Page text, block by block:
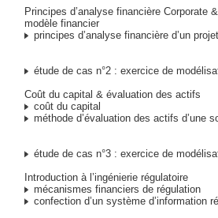
Principes d’analyse financière Corporate
modèle financier
principes d’analyse financière d’un
étude de cas n°2 : exercice de
Coût du capital & évaluation des actifs
coût du capital
méthode d’évaluation des actifs d’une
étude de cas n°3 : exercice de
Introduction à l’ingénierie régulatoire
mécanismes financiers de régulation
confection d’un système d’information